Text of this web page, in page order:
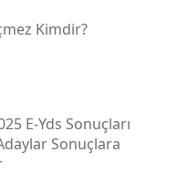
Kimdir?
E-Yds Sonuçları
Sonuçlara